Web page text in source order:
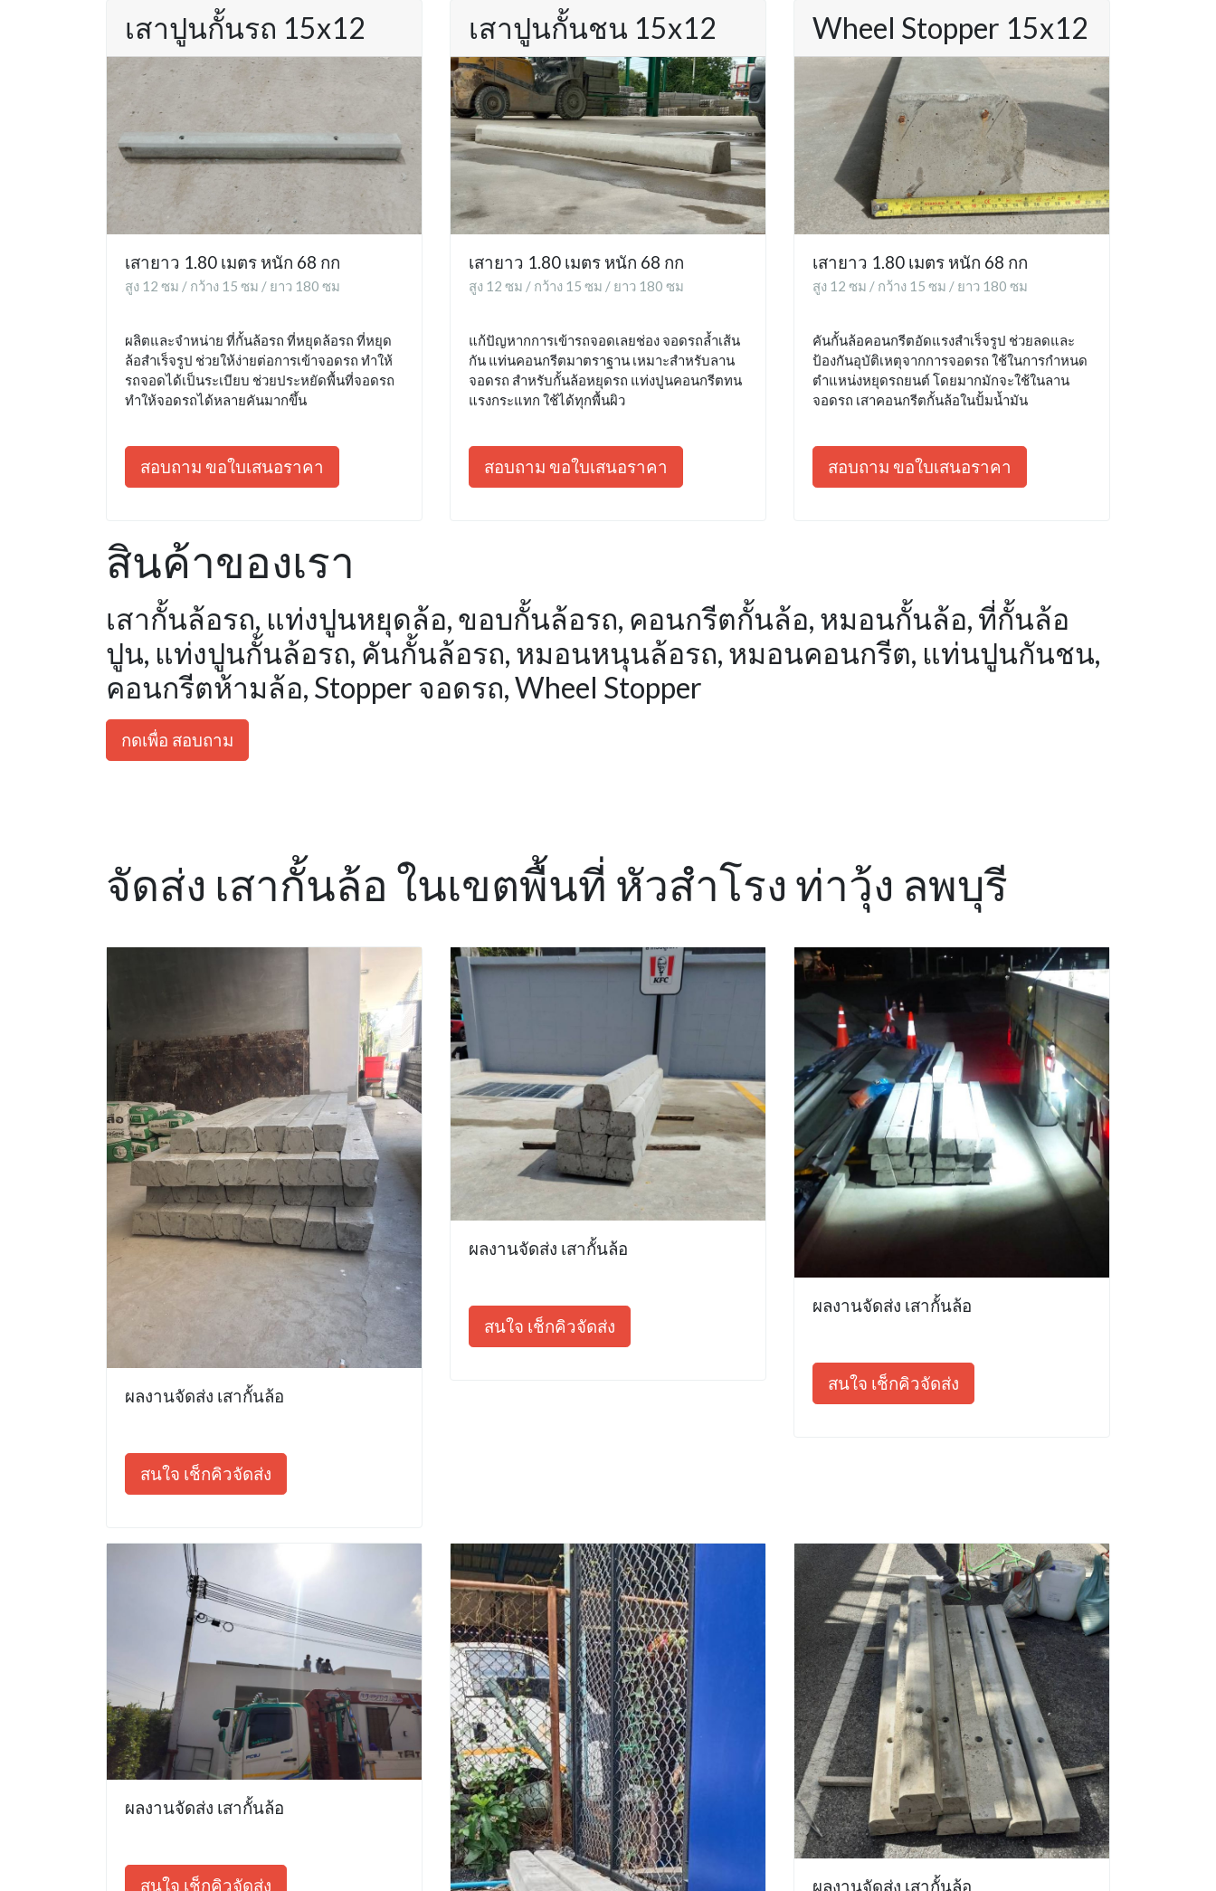
เสาปูนกั้นรถ 15x12
เสายาว 1.80 เมตร หนัก 68 กก
สูง 12 ซม / กว้าง 15 ซม / ยาว 180 ซม
ผลิตและจำหน่าย ที่กั้นล้อรถ ที่หยุดล้อรถ ที่หยุด
ล้อสำเร็จรูป ช่วยให้ง่ายต่อการเข้าจอดรถ ทำให้
รถจอดได้เป็นระเบียบ ช่วยประหยัดพื้นที่จอดรถ
ทำให้จอดรถได้หลายคันมากขึ้น
สอบถาม ขอใบเสนอราคา
เสาปูนกั้นชน 15x12
เสายาว 1.80 เมตร หนัก 68 กก
สูง 12 ซม / กว้าง 15 ซม / ยาว 180 ซม
แก้ปัญหากการเข้ารถจอดเลยช่อง จอดรถล้ำเส้น
กัน แท่นคอนกรีตมาตราฐาน เหมาะสำหรับลาน
จอดรถ สำหรับกั้นล้อหยุดรถ แท่งปูนคอนกรีตทน
แรงกระแทก ใช้ได้ทุกพื้นผิว
สอบถาม ขอใบเสนอราคา
Wheel Stopper 15x12
เสายาว 1.80 เมตร หนัก 68 กก
สูง 12 ซม / กว้าง 15 ซม / ยาว 180 ซม
คันกั้นล้อคอนกรีตอัดแรงสำเร็จรูป ช่วยลดและ
ป้องกันอุบัติเหตุจากการจอดรถ ใช้ในการกำหนด
ตำแหน่งหยุดรถยนต์ โดยมากมักจะใช้ในลาน
จอดรถ เสาคอนกรีตกั้นล้อในปั้มน้ำมัน
สอบถาม ขอใบเสนอราคา
สินค้าของเรา
เสากั้นล้อรถ, แท่งปูนหยุดล้อ, ขอบกั้นล้อรถ, คอนกรีตกั้นล้อ, หมอนกั้นล้อ, ที่กั้นล้อ
ปูน, แท่งปูนกั้นล้อรถ, คันกั้นล้อรถ, หมอนหนุนล้อรถ, หมอนคอนกรีต, แท่นปูนกันชน,
คอนกรีตห้ามล้อ, Stopper จอดรถ, Wheel Stopper
กดเพื่อ สอบถาม
จัดส่ง เสากั้นล้อ ในเขตพื้นที่ หัวสำโรง ท่าวุ้ง ลพบุรี
ผลงานจัดส่ง เสากั้นล้อ
สนใจ เช็กคิวจัดส่ง
ผลงานจัดส่ง เสากั้นล้อ
สนใจ เช็กคิวจัดส่ง
ผลงานจัดส่ง เสากั้นล้อ
สนใจ เช็กคิวจัดส่ง
ผลงานจัดส่ง เสากั้นล้อ
สนใจ เช็กคิวจัดส่ง ผลงานจัดส่ง เสากั้นล้อ